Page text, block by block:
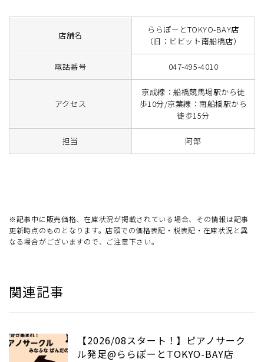
店舗名
ららぽーとTOKYO-BAY店
（旧：ビビット南船橋店）
電話番号 047-495-4010
アクセス
京成線：船橋競馬場駅から徒
歩10分/京葉線：南船橋駅から
徒歩15分
担当 阿部
※記事中に販売価格、在庫状況が掲載されている場合、その情報は記事
更新時点のものとなります。店頭での価格表記・税表記・在庫状況と異
なる場合がございますので、ご注意下さい。
関連記事
【2026/08スタート！】ピアノサーク
ル発足@ららぽーとTOKYO-BAY店